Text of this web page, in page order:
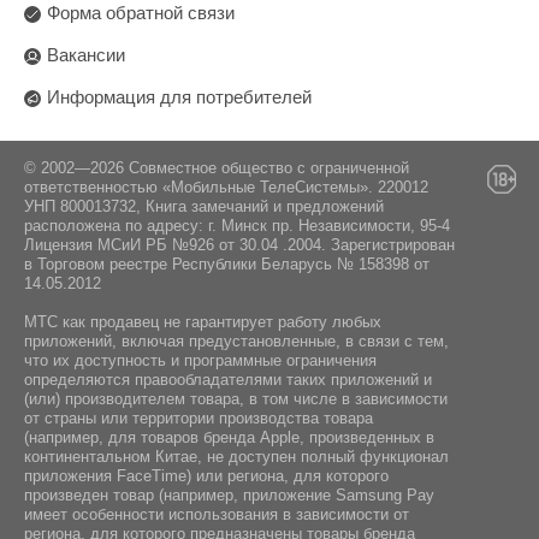
60 Гц
100 Мбит/с
Порты USB:
2 шт
Bluetooth/ИК
4, 6005 Luzern. Яндекс Сервисез АГ,
Швейцария, Верфтештрассе 4, 6005 Люцерн.
ООО "Единая торговая компания" Минская
Гатово, д. 5, пом. 78, 223017
Форма обратной связи
Вакансии
Информация для потребителей
© 2002—2026 Совместное общество с ограниченной
ответственностью «Мобильные ТелеСистемы». 220012
УНП 800013732, Книга замечаний и предложений
расположена по адресу: г. Минск пр. Независимости, 95-4
Лицензия МСиИ РБ №926 от 30.04 .2004. Зарегистрирован
в Торговом реестре Республики Беларусь № 158398 от
14.05.2012
МТС как продавец не гарантирует работу любых
приложений, включая предустановленные, в связи с тем,
что их доступность и программные ограничения
определяются правообладателями таких приложений и
(или) производителем товара, в том числе в зависимости
от страны или территории производства товара
(например, для товаров бренда Apple, произведенных в
континентальном Китае, не доступен полный функционал
приложения FaceTime) или региона, для которого
произведен товар (например, приложение Samsung Pay
имеет особенности использования в зависимости от
региона, для которого предназначены товары бренда